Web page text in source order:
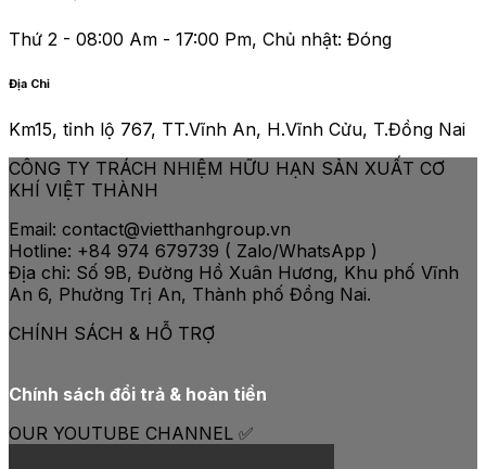
Thứ 2 - 08:00 Am - 17:00 Pm, Chủ nhật: Đóng
Địa Chỉ
Km15, tỉnh lộ 767, TT.Vĩnh An, H.Vĩnh Cửu, T.Đồng Nai
CÔNG TY TRÁCH NHIỆM HỮU HẠN SẢN XUẤT CƠ
KHÍ VIỆT THÀNH
Email: contact@vietthanhgroup.vn
Hotline: +84 974 679739 ( Zalo/WhatsApp )
Địa chỉ: Số 9B, Đường Hồ Xuân Hương, Khu phố Vĩnh
An 6, Phường Trị An, Thành phố Đồng Nai.
CHÍNH SÁCH & HỖ TRỢ
Chính sách đổi trả & hoàn tiền
OUR YOUTUBE CHANNEL ✅